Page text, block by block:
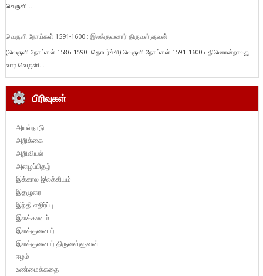
வெருளி...
வெருளி நோய்கள் 1591-1600 : இலக்குவனார் திருவள்ளுவன்
(வெருளி நோய்கள் 1586-1590 :தொடர்ச்சி) வெருளி நோய்கள் 1591-1600 பதினொன்றாவது
வார வெருளி...
பிரிவுகள்
அயல்நாடு
அறிக்கை
அறிவியல்
அழைப்பிதழ்
இக்கால இலக்கியம்
இதழுரை
இந்தி எதிர்ப்பு
இலக்கணம்
இலக்குவனார்
இலக்குவனார் திருவள்ளுவன்
ஈழம்
உண்மைக்கதை